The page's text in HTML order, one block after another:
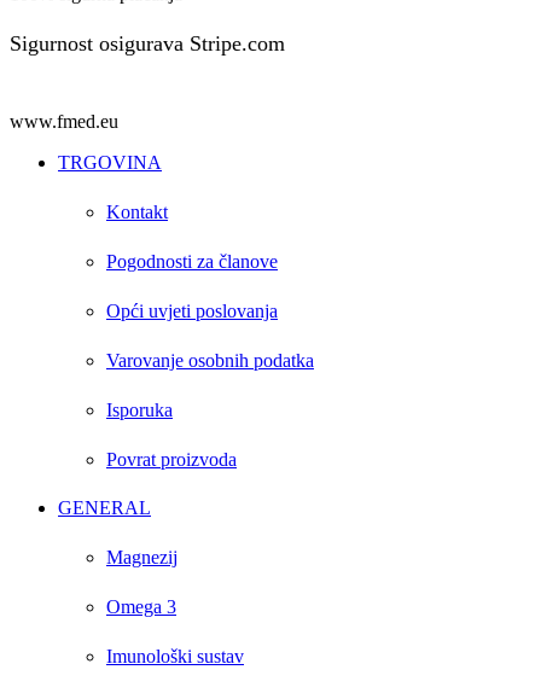
Sigurnost osigurava Stripe.com
www.fmed.eu
TRGOVINA
Kontakt
Pogodnosti za članove
Opći uvjeti poslovanja
Varovanje osobnih podatka
Isporuka
Povrat proizvoda
GENERAL
Magnezij
Omega 3
Imunološki sustav